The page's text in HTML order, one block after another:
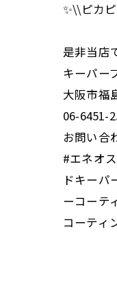
✨\\ピカ
是非当店
キーパー
大阪市福
06-6451-
お問い合
#エネオ
ドキーパ
ーコーテ
コーティ